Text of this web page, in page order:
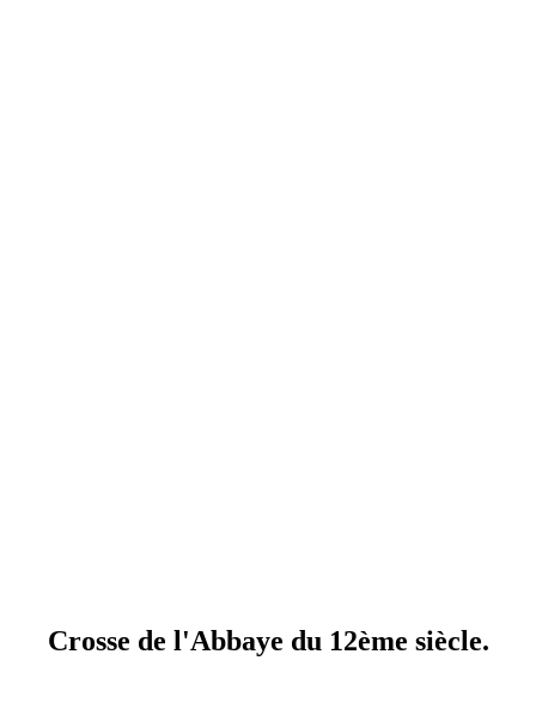
Crosse de l'Abbaye du 12ème siècle.